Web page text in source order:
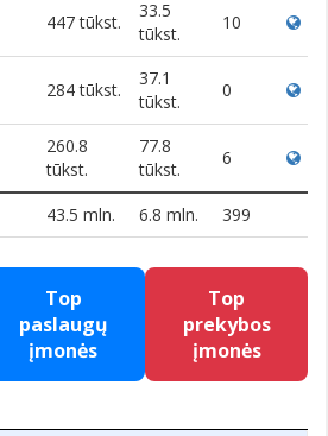
447 tūkst.
33.5
tūkst.
10
284 tūkst.
37.1
tūkst.
0
260.8
tūkst.
77.8
tūkst.
6
43.5 mln. 6.8 mln. 399
Top
paslaugų
įmonės
Top
prekybos
įmonės